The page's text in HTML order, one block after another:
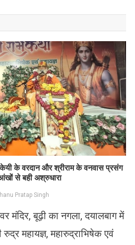
के वरदान और श्रीराम के वनवास प्रसंग
से बही अश्रुधारा
Pratap Singh
मंदिर, बूढ़ी का नगला, दयालबाग में
महायज्ञ, महारुद्राभिषेक एवं